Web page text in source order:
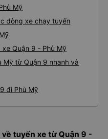
Mỹ
dòng xe chạy tuyến
Quận 9 - Phù Mỹ
Mỹ từ Quận 9 nhanh và
đi Phù Mỹ
tuyến xe từ Quận 9 -